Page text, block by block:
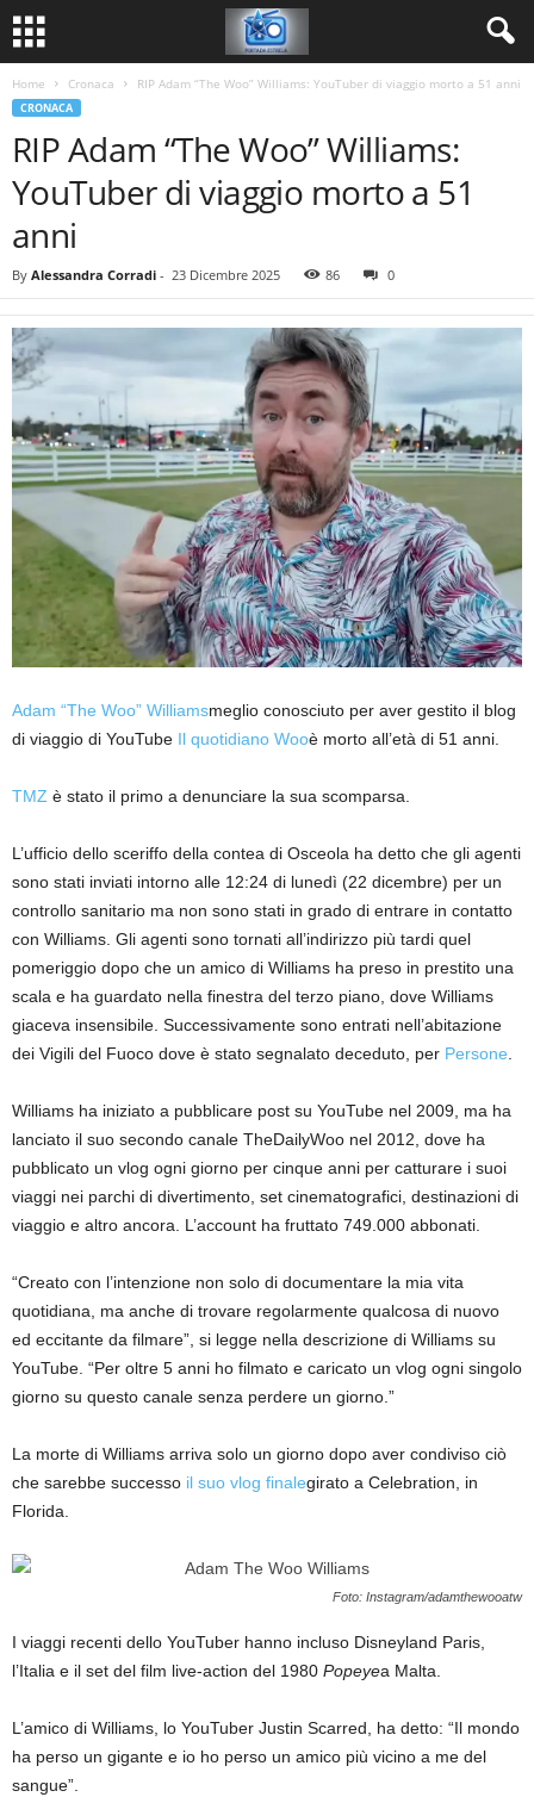
Home Cronaca RIP Adam “The Woo” Williams: YouTuber di viaggio morto a 51 anni
CRONACA
RIP Adam “The Woo” Williams:
YouTuber di viaggio morto a 51
anni
By Alessandra Corradi - 23 Dicembre 2025 86 0
Adam “The Woo” Williamsmeglio conosciuto per aver gestito il blog
di viaggio di YouTube Il quotidiano Wooè morto all’età di 51 anni.
TMZ è stato il primo a denunciare la sua scomparsa.
L’ufficio dello sceriffo della contea di Osceola ha detto che gli agenti
sono stati inviati intorno alle 12:24 di lunedì (22 dicembre) per un
controllo sanitario ma non sono stati in grado di entrare in contatto
con Williams. Gli agenti sono tornati all’indirizzo più tardi quel
pomeriggio dopo che un amico di Williams ha preso in prestito una
scala e ha guardato nella finestra del terzo piano, dove Williams
giaceva insensibile. Successivamente sono entrati nell’abitazione
dei Vigili del Fuoco dove è stato segnalato deceduto, per Persone.
Williams ha iniziato a pubblicare post su YouTube nel 2009, ma ha
lanciato il suo secondo canale TheDailyWoo nel 2012, dove ha
pubblicato un vlog ogni giorno per cinque anni per catturare i suoi
viaggi nei parchi di divertimento, set cinematografici, destinazioni di
viaggio e altro ancora. L’account ha fruttato 749.000 abbonati.
“Creato con l’intenzione non solo di documentare la mia vita
quotidiana, ma anche di trovare regolarmente qualcosa di nuovo
ed eccitante da filmare”, si legge nella descrizione di Williams su
YouTube. “Per oltre 5 anni ho filmato e caricato un vlog ogni singolo
giorno su questo canale senza perdere un giorno.”
La morte di Williams arriva solo un giorno dopo aver condiviso ciò
che sarebbe successo il suo vlog finalegirato a Celebration, in
Florida.
Foto: Instagram/adamthewooatw
I viaggi recenti dello YouTuber hanno incluso Disneyland Paris,
l’Italia e il set del film live-action del 1980 Popeyea Malta.
L’amico di Williams, lo YouTuber Justin Scarred, ha detto: “Il mondo
ha perso un gigante e io ho perso un amico più vicino a me del
sangue”.